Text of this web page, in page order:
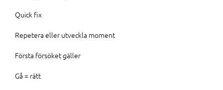
Quick fix
Repetera eller utveckla moment
Första försöket gäller
Gå = rätt